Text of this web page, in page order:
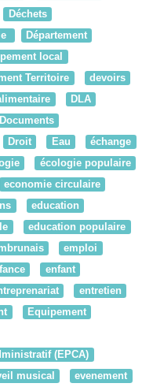
Déchets
Département
local
Territoire
devoirs
DLA
Documents
Droit Eau
échange
écologie populaire
economie circulaire
education
education populaire
emploi
enfant
entretien
Equipement
(EPCA)
musical evenement